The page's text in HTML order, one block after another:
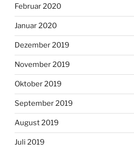
Februar 2020
Januar 2020
Dezember 2019
November 2019
Oktober 2019
September 2019
August 2019
Juli 2019